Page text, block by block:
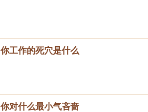
你工作的死穴是什么
你对什么最小气吝啬